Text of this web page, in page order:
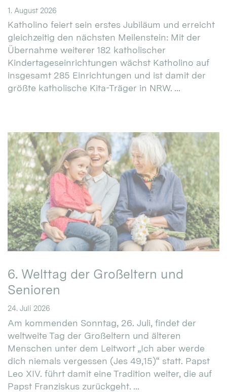
1. August 2026
Katholino feiert sein erstes Jubiläum und erreicht
gleichzeitig den nächsten Meilenstein: Mit der
Übernahme weiterer 182 katholischer
Kindertageseinrichtungen wächst Katholino auf
insgesamt 285 Einrichtungen und ist damit der
größte katholische Kita-Träger in NRW. ...
6. Welttag der Großeltern und
Senioren
24. Juli 2026
Am kommenden Sonntag, 26. Juli, findet der
weltweite Tag der Großeltern und älteren
Menschen unter dem Leitwort „Ich aber werde
dich niemals vergessen (Jes 49,15)“ statt. Papst
Leo XIV. führt damit eine Tradition weiter, die auf
Papst Franziskus zurückgeht. ...